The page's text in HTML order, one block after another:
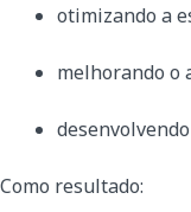
otimizando a
melhorando o
Como resultado: